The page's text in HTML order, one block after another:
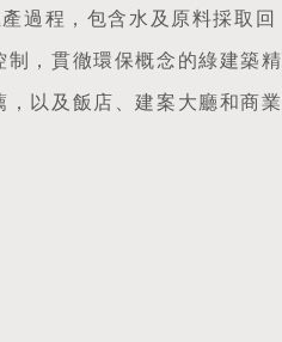
過程，包含水及原料採取回
，貫徹環保概念的綠建築精
以及飯店、建案大廳和商業